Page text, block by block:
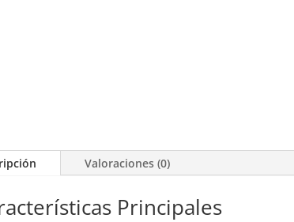
Valoraciones (0)
Principales